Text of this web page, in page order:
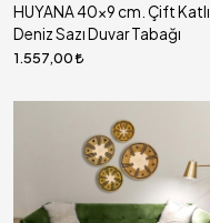
HUYANA 40x9 cm. Çift Katlı
Deniz Sazı Duvar Tabağı
1.557,00